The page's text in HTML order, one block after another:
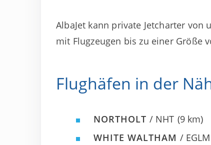
AlbaJet kann private Jetcharter
mit Flugzeugen bis zu einer Größe
Flughäfen in der
NORTHOLT / NHT (9 km)
WHITE WALTHAM / EGLM